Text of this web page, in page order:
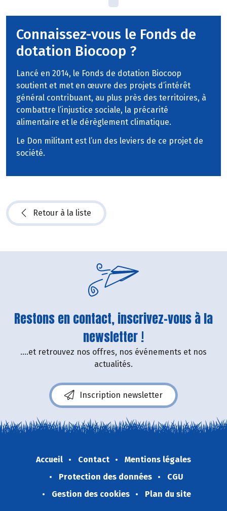
Connaissez-vous le Fonds de
dotation Biocoop ?
Lancé en 2014, le Fonds de dotation Biocoop
soutient et met en œuvre des projets d’intérêt
général contribuant, au plus près des territoires, à
combattre l’injustice sociale, la précarité
alimentaire et le dérèglement climatique.
Le Don militant est l’un des leviers de ce projet de
société.
Retour à la liste
Restons en contact, inscrivez-vous à la
newsletter !
....et retrouvez nos offres, nos événements et nos
actualités.
Inscription newsletter
Accueil Contact
Mentions légales
Protection des données
CGU
Gestion des cookies
Plan du site